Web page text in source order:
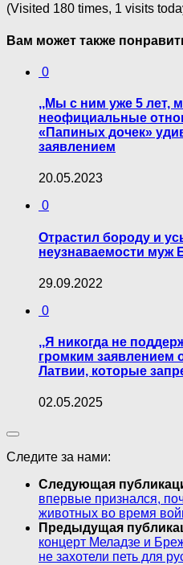
(Visited 180 times, 1 visits
Вам может также
0
,,Мы с ним уже 5 лет,
неофициальные
«Папиных дочек»
заявлением
20.05.2023
0
Отрастил бороду и
неузнаваемости муж
29.09.2022
0
,,Я никогда не
громким заявлением
Латвии, которые
02.05.2025
Следите за нами:
Следующая
впервые признался,
животных во время
Предыдущая
концерт Меладзе и
не захотели петь для